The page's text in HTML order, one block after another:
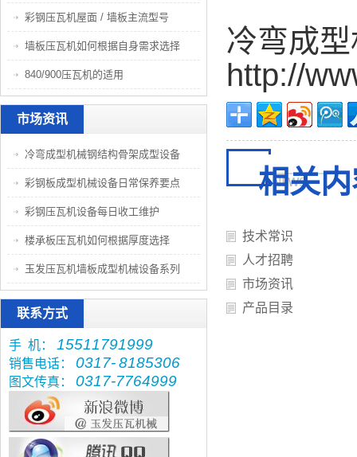
冷弯成
http://
相关
技术常识
人才招聘
市场资讯
产品目录
彩钢压瓦机屋面 / 墙板主流型号
墙板压瓦机如何根据自身需求选择
840/900压瓦机的适用
市场资讯
冷弯成型机械钢结构骨架成型设备
彩钢板成型机械设备日常保养要点
彩钢压瓦机设备每日收工维护
楼承板压瓦机如何根据厚度选择
玉发压瓦机墙板成型机械设备系列
联系方式
手 机： 15511791999
销售电话： 0317-8185306
图文传真： 0317-7764999